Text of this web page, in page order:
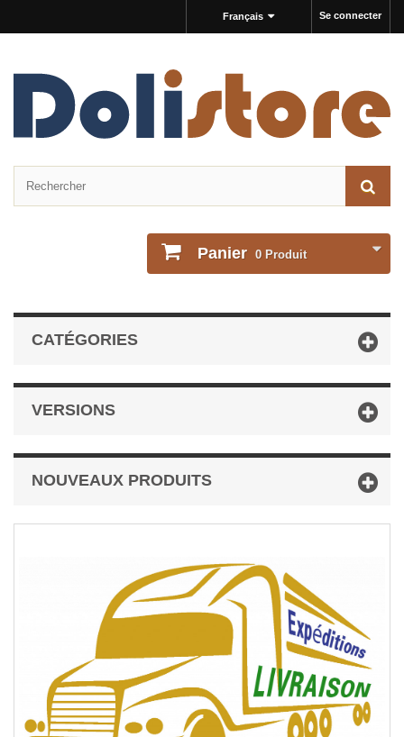
Se connecter
Français
Panier 0 Produit
CATÉGORIES
VERSIONS
NOUVEAUX PRODUITS